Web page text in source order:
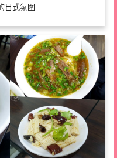
日式氛圍